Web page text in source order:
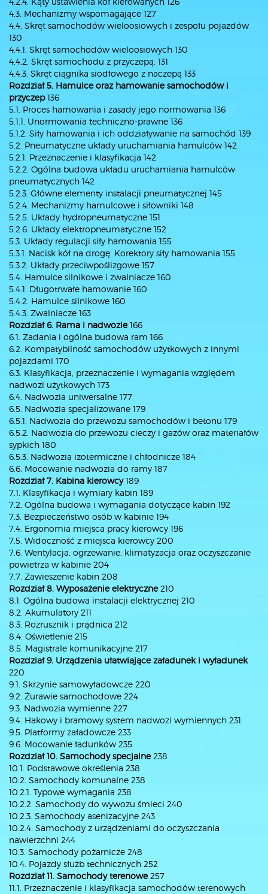
4.3. Mechanizmy wspomagające 127
4.4. Skręt samochodów wieloosiowych i zespołu pojazdów
130
4.4.1. Skręt samochodów wieloosiowych 130
4.4.2. Skręt samochodu z przyczepą. 131
4.4.3. Skręt ciągnika siodłowego z naczepą 133
Rozdział 5. Hamulce oraz hamowanie samochodów i
przyczep136
5.1. Proces hamowania i zasady jego normowania 136
5.1.1. Unormowania techniczno-prawne 136
5.1.2. Siły hamowania i ich oddziaływanie na samochód 139
5.2. Pneumatyczne układy uruchamiania hamulców 142
5.2.1. Przeznaczenie i klasyfikacja 142
5.2.2. Ogólna budowa układu uruchamiania hamulców
pneumatycznych 142
5.2.3. Główne elementy instalacji pneumatycznej 145
5.2.4. Mechanizmy hamulcowe i siłowniki 148
5.2.5. Układy hydropneumatyczne 151
5.2.6. Układy elektropneumatyczne 152
5.3. Układy regulacji siły hamowania 155
5.3.1. Nacisk kół na drogę. Korektory siły hamowania 155
5.3.2. Układy przeciwpoślizgowe 157
5.4. Hamulce silnikowe i zwalniacze 160
5.4.1. Długotrwałe hamowanie 160
5.4.2. Hamulce silnikowe 160
5.4.3. Zwalniacze 163
Rozdział 6. Rama i nadwozie166
6.1. Zadania i ogólna budowa ram 166
6.2. Kompatybilność samochodów użytkowych z innymi
pojazdami 170
6.3. Klasyfikacja, przeznaczenie i wymagania względem
nadwozi użytkowych 173
6.4. Nadwozia uniwersalne 177
6.5. Nadwozia specjalizowane 179
6.5.1. Nadwozia do przewozu samochodów i betonu 179
6.5.2. Nadwozia do przewozu cieczy i gazów oraz materiałów
sypkich 180
6.5.3. Nadwozia izotermiczne i chłodnicze 184
6.6. Mocowanie nadwozia do ramy 187
Rozdział 7. Kabina kierowcy189
7.1. Klasyfikacja i wymiary kabin 189
7.2. Ogólna budowa i wymagania dotyczące kabin 192
7.3. Bezpieczeństwo osób w kabinie 194
7.4. Ergonomia miejsca pracy kierowcy 196
7.5. Widoczność z miejsca kierowcy 200
7.6. Wentylacja, ogrzewanie, klimatyzacja oraz oczyszczanie
powietrza w kabinie 204
7.7. Zawieszenie kabin 208
Rozdział 8. Wyposażenie elektryczne210
8.1. Ogólna budowa instalacji elektrycznej 210
8.2. Akumulatory 211
8.3. Rozrusznik i prądnica 212
8.4. Oświetlenie 215
8.5. Magistrale komunikacyjne 217
Rozdział 9. Urządzenia ułatwiające załadunek i wyładunek
220
9.1. Skrzynie samowyładowcze 220
9.2. Żurawie samochodowe 224
9.3. Nadwozia wymienne 227
9.4. Hakowy i bramowy system nadwozi wymiennych 231
9.5. Platformy załadowcze 233
9.6. Mocowanie ładunków 235
Rozdział 10. Samochody specjalne238
10.1. Podstawowe określenia 238
10.2. Samochody komunalne 238
10.2.1. Typowe wymagania 238
10.2.2. Samochody do wywozu śmieci 240
10.2.3. Samochody asenizacyjne 243
10.2.4. Samochody z urządzeniami do oczyszczania
nawierzchni 244
10.3. Samochody pożarnicze 248
10.4. Pojazdy służb technicznych 252
Rozdział 11. Samochody terenowe257
11.1. Przeznaczenie i klasyfikacja samochodów terenowych